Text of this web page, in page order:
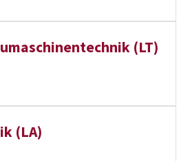
(LT)
(LA)